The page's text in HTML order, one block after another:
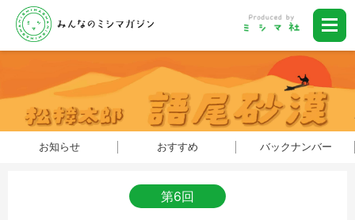
お知らせ おすすめ バックナンバー
第6回